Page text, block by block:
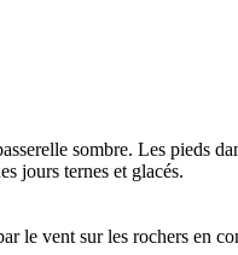
sombre. Les pieds
jours ternes et glacés.
le vent sur les rochers en